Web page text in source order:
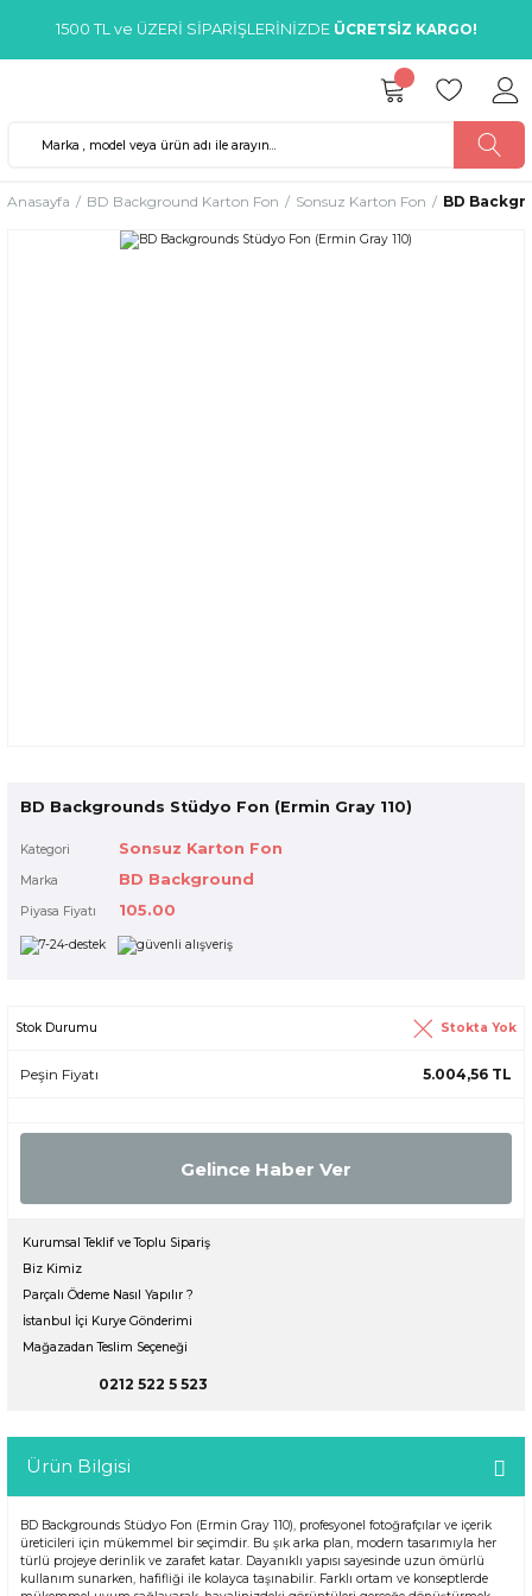
1500 TL ve ÜZERİ SİPARİŞLERİNİZDE ÜCRETSİZ KARGO!
Anasayfa BD Background Karton Fon Sonsuz Karton Fon BD
BD Backgrounds Stüdyo Fon (Ermin Gray 110)
Kategori Sonsuz Karton Fon
Marka BD Background
Piyasa Fiyatı 105.00
Stok Durumu Stokta Yok
Peşin Fiyatı 5.004,56 TL
Gelince Haber Ver
Kurumsal Teklif ve Toplu Sipariş
Biz Kimiz
Parçalı Ödeme Nasıl Yapılır ?
İstanbul İçi Kurye Gönderimi
Mağazadan Teslim Seçeneği
0212 522 5 523
Ürün Bilgisi
BD Backgrounds Stüdyo Fon (Ermin Gray 110), profesyonel fotoğrafçılar ve içerik
üreticileri için mükemmel bir seçimdir. Bu şık arka plan, modern tasarımıyla her
türlü projeye derinlik ve zarafet katar. Dayanıklı yapısı sayesinde uzun ömürlü
kullanım sunarken, hafifliği ile kolayca taşınabilir. Farklı ortam ve konseptlerde